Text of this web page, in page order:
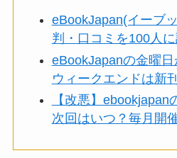
eBookJapan(イーブ
判・口コミを100人に
eBookJapanの金曜
ウィークエンドは新
【改悪】
次回はいつ？毎月開